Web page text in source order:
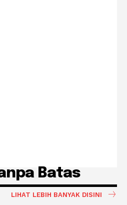
Batas
LIHAT LEBIH BANYAK DISINI